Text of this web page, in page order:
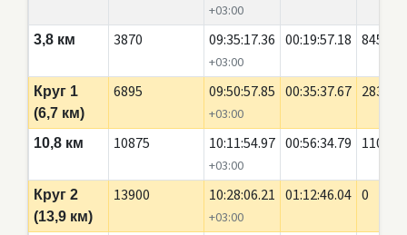
+03:00
3,8 км 3870 09:35:17.36
+03:00
00:19:57.18 845
Круг 1
(6,7 км)
6895 09:50:57.85
+03:00
00:35:37.67 2835
10,8 км 10875 10:11:54.97
+03:00
00:56:34.79 110
Круг 2
(13,9 км)
13900 10:28:06.21
+03:00
01:12:46.04 0